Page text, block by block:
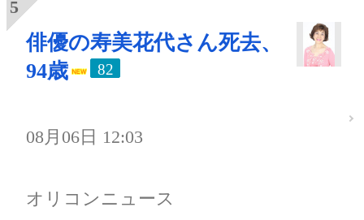
俳優の寿美花代さん死去、
94歳
82
08月06日 12:03
オリコンニュース